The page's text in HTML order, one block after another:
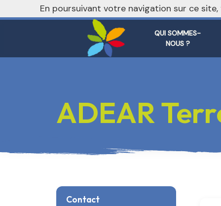
QUI SOMMES-
NOUS ?
nivo_2026: 1
ADEAR
Contact
En poursuivant votre navigation sur ce